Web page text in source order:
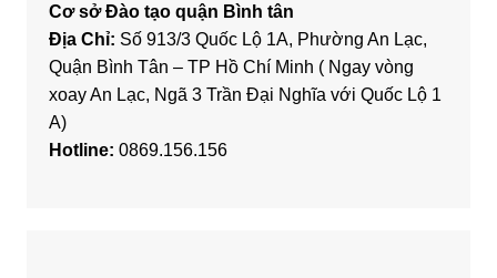
Cơ sở Đào tạo quận Bình tân
Địa Chỉ: Số 913/3 Quốc Lộ 1A, Phường An Lạc,
Quận Bình Tân – TP Hồ Chí Minh ( Ngay vòng
xoay An Lạc, Ngã 3 Trần Đại Nghĩa với Quốc Lộ 1
A)
Hotline: 0869.156.156